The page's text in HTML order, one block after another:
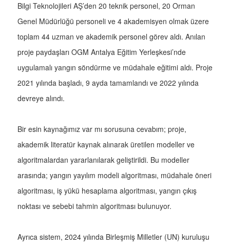
Bilgi Teknolojileri AŞ’den 20 teknik personel, 20 Orman
Genel Müdürlüğü personeli ve 4 akademisyen olmak üzere
toplam 44 uzman ve akademik personel görev aldı. Anılan
proje paydaşları OGM Antalya Eğitim Yerleşkesi’nde
uygulamalı yangın söndürme ve müdahale eğitimi aldı. Proje
2021 yılında başladı, 9 ayda tamamlandı ve 2022 yılında
devreye alındı.
Bir esin kaynağımız var mı sorusuna cevabım; proje,
akademik literatür kaynak alınarak üretilen modeller ve
algoritmalardan yararlanılarak geliştirildi. Bu modeller
arasında; yangın yayılım modeli algoritması, müdahale öneri
algoritması, iş yükü hesaplama algoritması, yangın çıkış
noktası ve sebebi tahmin algoritması bulunuyor.
Ayrıca sistem, 2024 yılında Birleşmiş Milletler (UN) kuruluşu